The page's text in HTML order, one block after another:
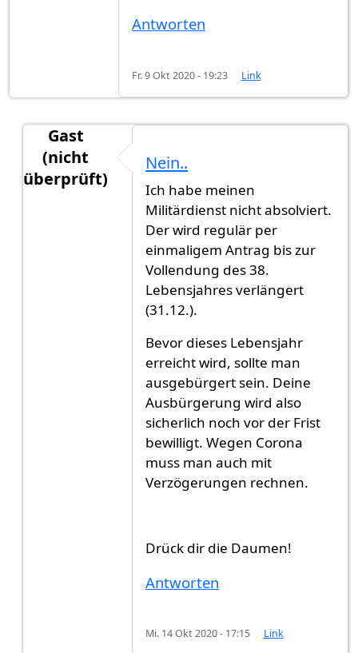
Antworten
Fr. 9 Okt 2020 - 19:23 Link
Gast
(nicht
überprüft)
Guten Abend,Danke für die…
Nein..
Ich habe meinen
Militärdienst nicht absolviert.
Der wird regulär per
einmaligem Antrag bis zur
Vollendung des 38.
Lebensjahres verlängert
(31.12.).
Bevor dieses Lebensjahr
erreicht wird, sollte man
ausgebürgert sein. Deine
Ausbürgerung wird also
sicherlich noch vor der Frist
bewilligt. Wegen Corona
muss man auch mit
Verzögerungen rechnen.
Drück dir die Daumen!
Antworten
Mi. 14 Okt 2020 - 17:15 Link